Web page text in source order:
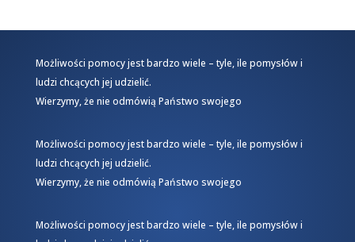
Możliwości pomocy jest bardzo wiele – tyle, ile pomysłów i
ludzi chcących jej udzielić.
Wierzymy, że nie odmówią Państwo swojego
Możliwości pomocy jest bardzo wiele – tyle, ile pomysłów i
ludzi chcących jej udzielić.
Wierzymy, że nie odmówią Państwo swojego
Możliwości pomocy jest bardzo wiele – tyle, ile pomysłów i